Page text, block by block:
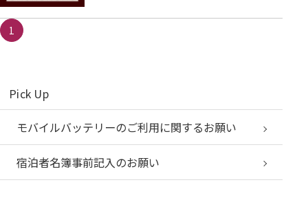
1
Pick Up
モバイルバッテリーのご利用に関するお願い
宿泊者名簿事前記入のお願い